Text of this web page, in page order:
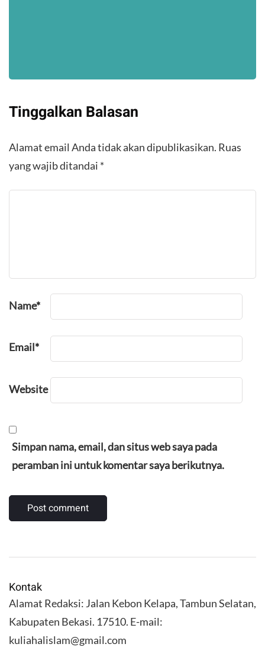
Tinggalkan Balasan
Alamat email Anda tidak akan dipublikasikan. Ruas
yang wajib ditandai *
Name*
Email*
Website
Simpan nama, email, dan situs web saya pada
peramban ini untuk komentar saya berikutnya.
Kontak
Alamat Redaksi: Jalan Kebon Kelapa, Tambun Selatan,
Kabupaten Bekasi. 17510. E-mail:
kuliahalislam@gmail.com